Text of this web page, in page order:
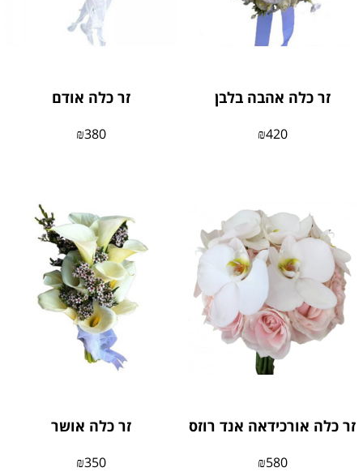
זר כלה אהבה בלבן
₪420
זר כלה אודם
₪380
זר כלה אורכידאה אנד רוזס
₪580
זר כלה אושר
₪350